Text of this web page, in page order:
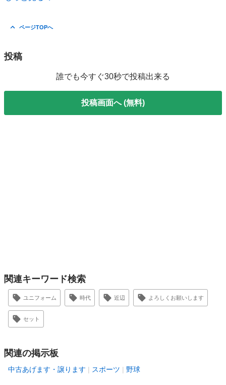
ページTOPへ
投稿
誰でも今すぐ30秒で投稿出来る
投稿画面へ (無料)
関連キーワード検索
ユニフォーム 時代 近辺 よろしくお願いします
セット
関連の掲示板
中古あげます・譲ります スポーツ 野球